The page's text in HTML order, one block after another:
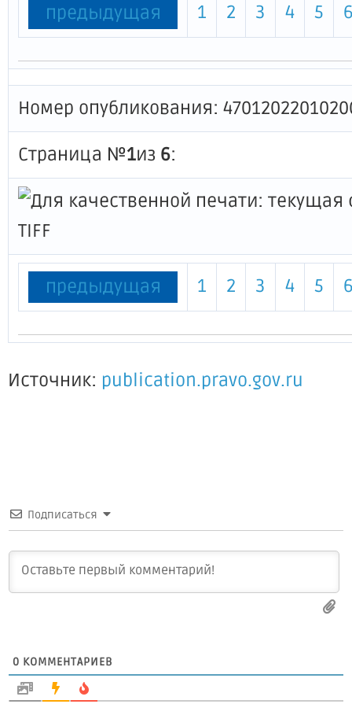
предыдущая 1 2 3 4 5
Номер опубликования:
Страница №1из 6:
предыдущая 1 2 3 4 5
Источник: publication.pravo.gov.ru
Подписаться
0 КОММЕНТАРИЕВ